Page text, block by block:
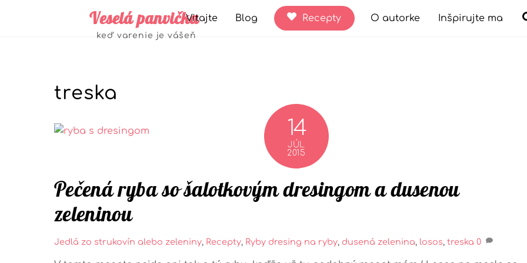
Veselá panvička
keď varenie je vášeň
Vitajte Blog Recepty O autorke Inšpirujte ma
treska
14
JÚL
2015
Pečená ryba so šalotkovým dresingom a dusenou
zeleninou
Jedlá zo strukovín alebo zeleniny, Recepty, Ryby dresing na ryby, dusená zelenina, losos, treska 0